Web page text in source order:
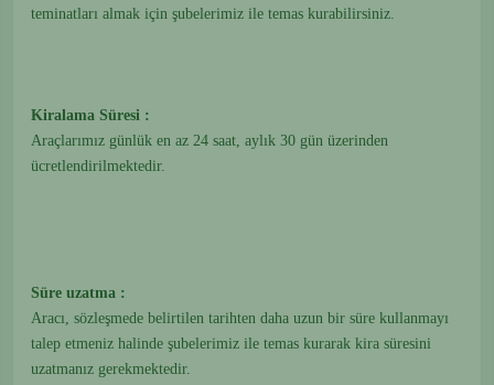
teminatları almak için şubelerimiz ile temas kurabilirsiniz.
Kiralama Süresi :
Araçlarımız günlük en az 24 saat, aylık 30 gün üzerinden
ücretlendirilmektedir.
Süre uzatma :
Aracı, sözleşmede belirtilen tarihten daha uzun bir süre kullanmayı
talep etmeniz halinde şubelerimiz ile temas kurarak kira süresini
uzatmanız gerekmektedir.